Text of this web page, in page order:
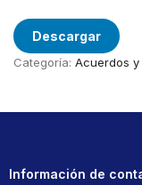
Descargar
Categoría: Acuerdos
Información de